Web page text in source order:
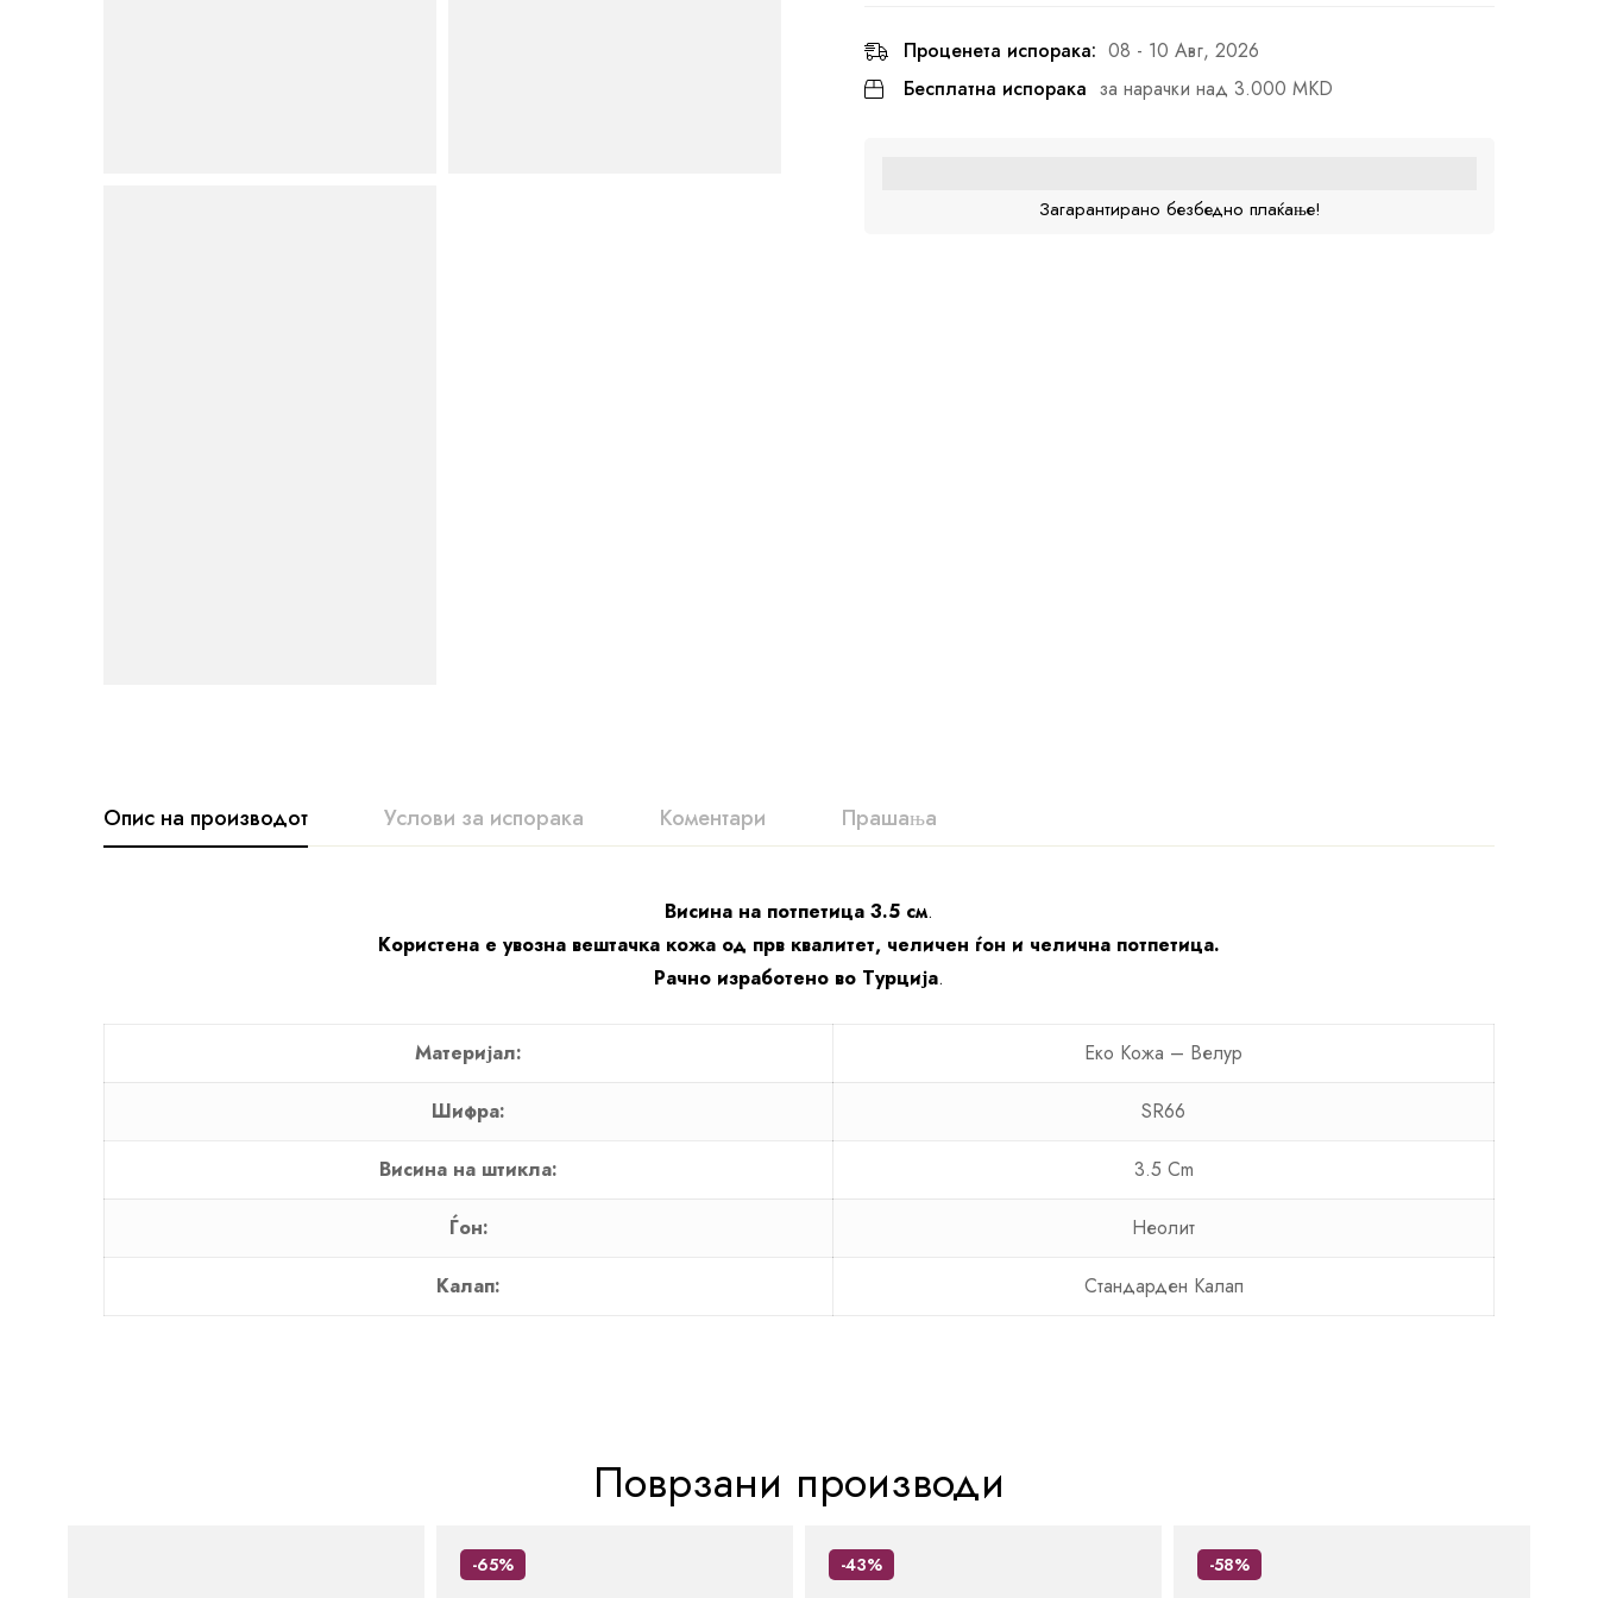
Проценета испорака: 08 - 10 Авг, 2026
Бесплатна испорака за нарачки над 3.000 MKD
Загарантирано безбедно плаќање!
Опис на производот Услови за испорака Коментари Прашања
Висина на потпетица 3.5 см.
Користена е увозна вештачка кожа од прв квалитет, челичен ѓон и челична потпетица.
Рачно изработено во Турција.
Материјал: Еко Кожa – Велур
Шифра: SR66
Висина на штикла: 3.5 Cm
Ѓон: Неолит
Калап: Стандарден Калап
Поврзани производи
-65% -43% -58%